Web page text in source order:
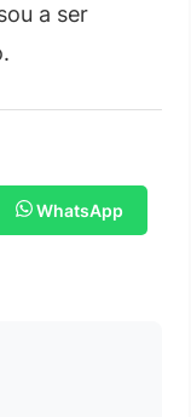
a ser
WhatsApp